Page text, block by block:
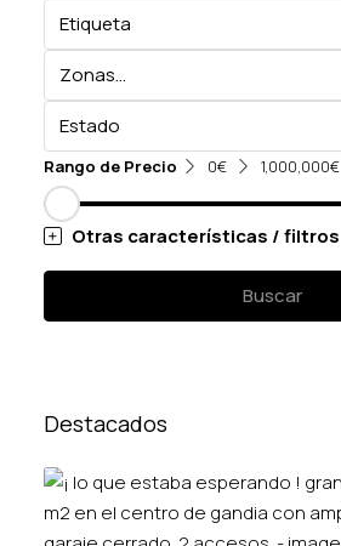
Etiqueta
Zonas...
Estado
Rango de Precio 0€ 1,000,000€
Otras características / filtros
Buscar
Destacados